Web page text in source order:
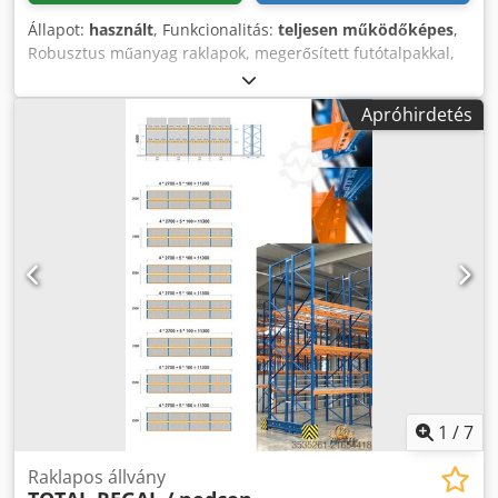
Állapot: használt, Funkcionalitás: teljesen működőképes,
Robusztus műanyag raklapok, megerősített futótalpakkal,
amelyekhez csavarokkal rögzített sarkok és talplemez van.
Ezek a sarkok és a talplemez könnyen eltávolíthatók, így
egy sík felületet kapunk. A raklapok jó állapotúak, a
szokásos használati nyomokkal, lásd a képeket. Méretek
sarkokkal: 1025 mm x 1025 mm x 165 mm / 185 mm Súly:
kb. 15 kg Méretek sarkok nélkül: 1000 mm x 1000 mm x 150
mm Súly: kb. 13,5 kg Dcsdpfozfxnbjx Abkek A használt
termékek értékesítése mindenféle garancia vagy jótállás
kizárásával történik!
Apróhirdetés
1 /7
Raklapos állvány